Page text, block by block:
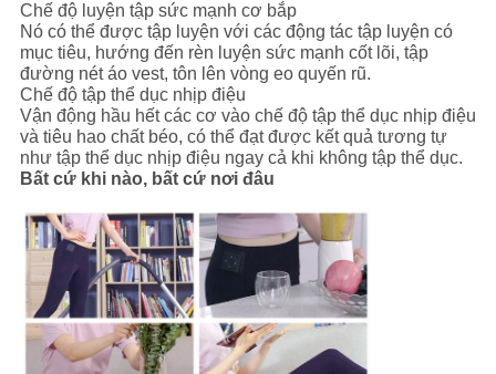
Chế độ luyện tập sức mạnh cơ bắp
Nó có thể được tập luyện với các động tác tập luyện có
mục tiêu, hướng đến rèn luyện sức mạnh cốt lõi, tập
đường nét áo vest, tôn lên vòng eo quyến rũ.
Chế độ tập thể dục nhịp điệu
Vận động hầu hết các cơ vào chế độ tập thể dục nhịp điệu
và tiêu hao chất béo, có thể đạt được kết quả tương tự
như tập thể dục nhịp điệu ngay cả khi không tập thể dục.
Bất cứ khi nào, bất cứ nơi đâu